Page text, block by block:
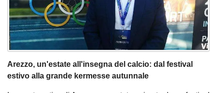
Arezzo, un'estate all'insegna del calcio: dal festival
estivo alla grande kermesse autunnale